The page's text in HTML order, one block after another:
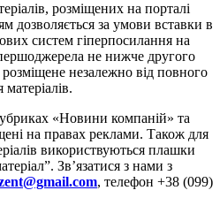
розміщених на порталі
дозволяється за умови вставки в
систем гіперпосилання на
не нижче другого
незалежно від повного
«Новини компаній» та
на правах реклами. Також для
використвуються плашки
Зв’язатися з нами з
, телефон +38 (099)